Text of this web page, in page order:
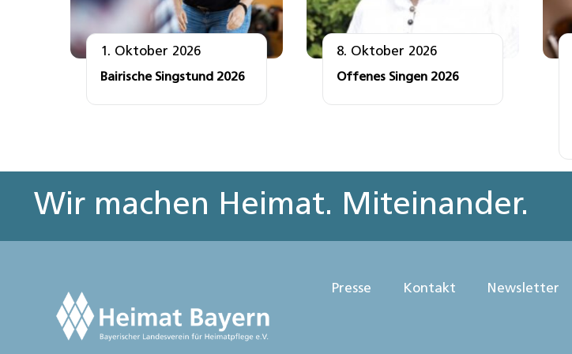
1. Oktober 2026
Bairische Singstund 2026
8. Oktober 2026
Offenes Singen 2026
Wir machen Heimat. Miteinander.
Presse Kontakt Newsletter